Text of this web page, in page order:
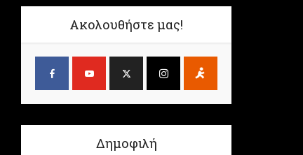
Ακολουθήστε μας!
Δημοφιλή